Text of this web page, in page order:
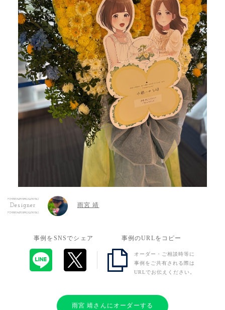
Designer 雨宮 靖
事例をSNSでシェア 事例のURLをコピー
オーダー・ご相談時等に
事例をご共有される際は
URLでお伝えください。
雨宮 靖さんにオーダーする